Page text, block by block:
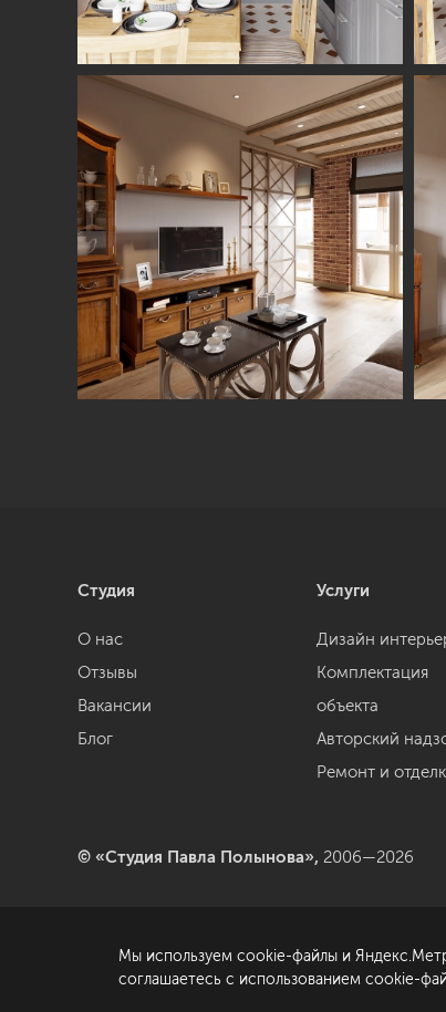
Студия
О нас
Отзывы
Вакансии
Блог
Услуги
Дизайн
Комплектация
объекта
Авторский
Ремонт и
© «Студия Павла Полынова», 2006—2026
Мы используем cookie-файлы и
соглашаетесь с использованием cookie-